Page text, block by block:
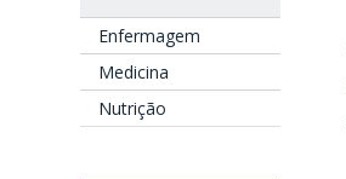
Enfermagem
Medicina
Nutrição